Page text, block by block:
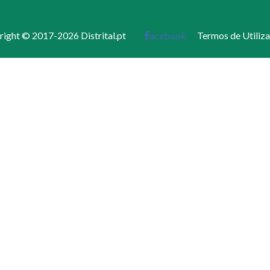
© 2017-2026 Distrital.pt acebook Termos de